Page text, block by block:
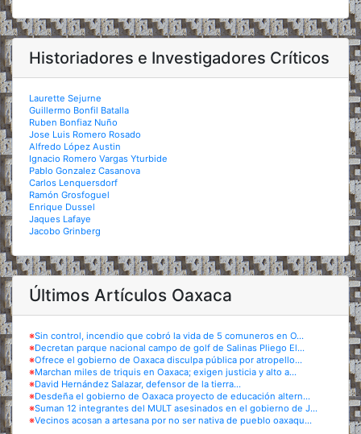
Historiadores e Investigadores Críticos
Laurette Sejurne
Guillermo Bonfil Batalla
Ruben Bonfiaz Nuño
Jose Luis Romero Rosado
Alfredo López Austin
Ignacio Romero Vargas Yturbide
Pablo Gonzalez Casanova
Carlos Lenquersdorf
Ramón Grosfoguel
Enrique Dussel
Jaques Lafaye
Jacobo Grinberg
Últimos Artículos Oaxaca
※Sin control, incendio que cobró la vida de 5 comuneros en O...
※Decretan parque nacional campo de golf de Salinas Pliego El...
※Ofrece el gobierno de Oaxaca disculpa pública por atropello...
※Marchan miles de triquis en Oaxaca; exigen justicia y alto a...
※David Hernández Salazar, defensor de la tierra...
※Desdeña el gobierno de Oaxaca proyecto de educación altern...
※Suman 12 integrantes del MULT asesinados en el gobierno de J...
※Vecinos acosan a artesana por no ser nativa de pueblo oaxaqu...